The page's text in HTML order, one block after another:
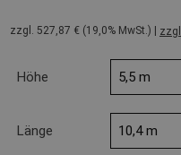
zzgl. 527,87 € (19,0% MwSt.) |
Höhe
Länge